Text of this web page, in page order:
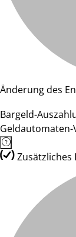
Änderung des
Bargeld-
Zusätzliches